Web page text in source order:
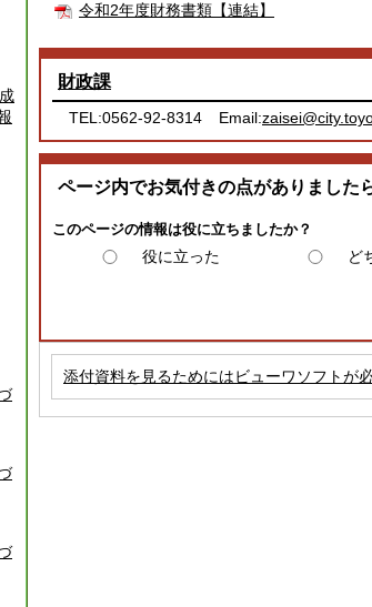
令和2年度財務書類【連結】
財政課
TEL:0562-92-8314 Email:
ページ内でお気付きの点がありました
このページの情報は役に立ちましたか？
役に立った ど
添付資料を見るためにはビューワソフトが